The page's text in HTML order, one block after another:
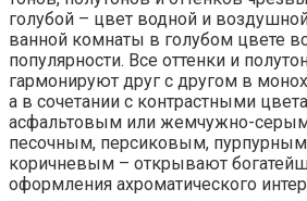
голубой – цвет водной и
ванной комнаты в голубом цвете
популярности. Все оттенки и
гармонируют друг с другом в
а в сочетании с контрастными
асфальтовым или жемчужно-
песочным, персиковым,
коричневым – открывают
оформления ахроматического